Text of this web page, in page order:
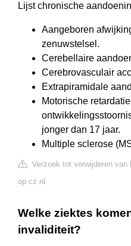
Lijst chronische
Aangeboren
zenuwstelsel.
Cerebellaire
Cerebrovasculair
Extrapiramidale
Motorische
jonger dan 17 jaar.
Multiple sclerose
Verzoek tot verwijderen van
op cz.nl
Welke ziektes
invaliditeit?